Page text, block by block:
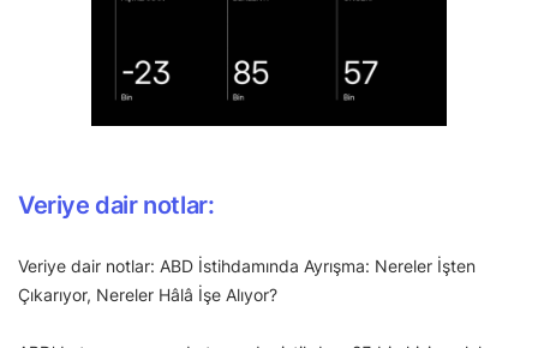
Veriye dair notlar:
Veriye dair notlar: ABD İstihdamında Ayrışma: Nereler İşten
Çıkarıyor, Nereler Hâlâ İşe Alıyor?